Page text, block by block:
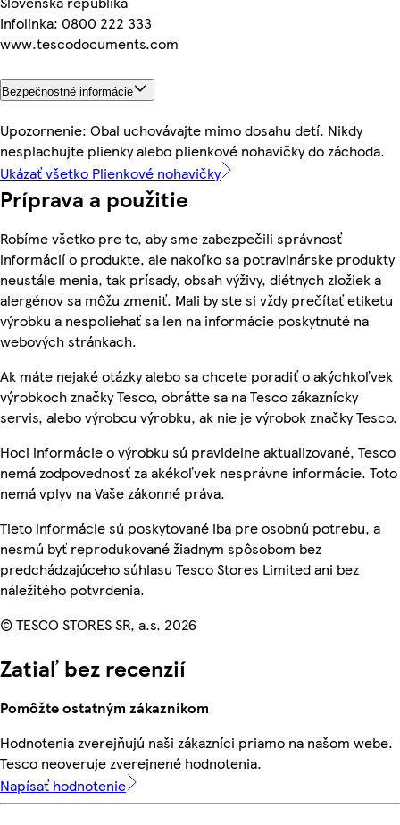
Infolinka: 0800 222 333
www.tescodocuments.com
Bezpečnostné informácie
Upozornenie: Obal uchovávajte mimo dosahu detí. Nikdy
nesplachujte plienky alebo plienkové nohavičky do záchoda.
Ukázať všetko Plienkové nohavičky
Príprava a použitie
Robíme všetko pre to, aby sme zabezpečili správnosť
informácií o produkte, ale nakoľko sa potravinárske produkty
neustále menia, tak prísady, obsah výživy, diétnych zložiek a
alergénov sa môžu zmeniť. Mali by ste si vždy prečítať etiketu
výrobku a nespoliehať sa len na informácie poskytnuté na
webových stránkach.
Ak máte nejaké otázky alebo sa chcete poradiť o akýchkoľvek
výrobkoch značky Tesco, obráťte sa na Tesco zákaznícky
servis, alebo výrobcu výrobku, ak nie je výrobok značky Tesco.
Hoci informácie o výrobku sú pravidelne aktualizované, Tesco
nemá zodpovednosť za akékoľvek nesprávne informácie. Toto
nemá vplyv na Vaše zákonné práva.
Tieto informácie sú poskytované iba pre osobnú potrebu, a
nesmú byť reprodukované žiadnym spôsobom bez
predchádzajúceho súhlasu Tesco Stores Limited ani bez
náležitého potvrdenia.
© TESCO STORES SR, a.s. 2026
Zatiaľ bez recenzií
Pomôžte ostatným zákazníkom
Hodnotenia zverejňujú naši zákazníci priamo na našom webe.
Tesco neoveruje zverejnené hodnotenia.
Napísať hodnotenie